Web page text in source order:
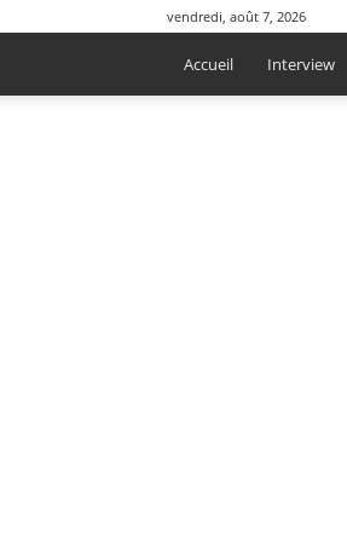
vendredi, août 7, 2026
Accueil Interview